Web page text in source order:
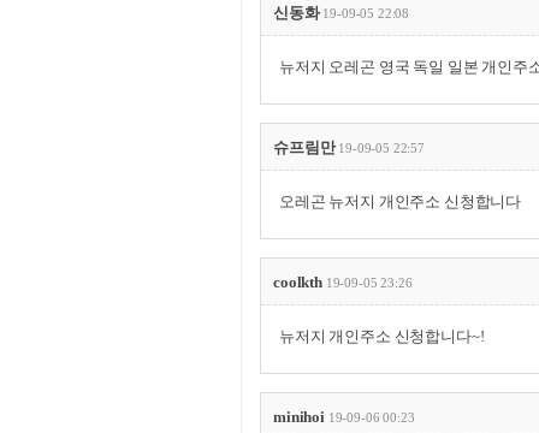
신동화 19-09-05 22:08
뉴저지 오레곤 영국 독일 일본 개인주
슈프림만 19-09-05 22:57
오레곤 뉴저지 개인주소 신청합니다
coolkth 19-09-05 23:26
뉴저지 개인주소 신청합니다~!
minihoi 19-09-06 00:23